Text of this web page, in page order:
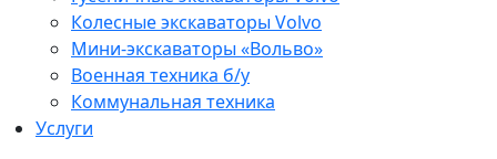
Колесные экскаваторы Volvo
Мини-экскаваторы «Вольво»
Военная техника б/у
Коммунальная техника
Услуги